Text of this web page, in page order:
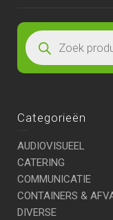
Categorieën
AUDIOVISUEEL
CATERING
COMMUNICATIE
CONTAINERS &
DIVERSE